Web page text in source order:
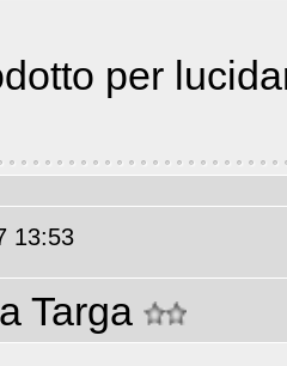
per
13:53
Targa